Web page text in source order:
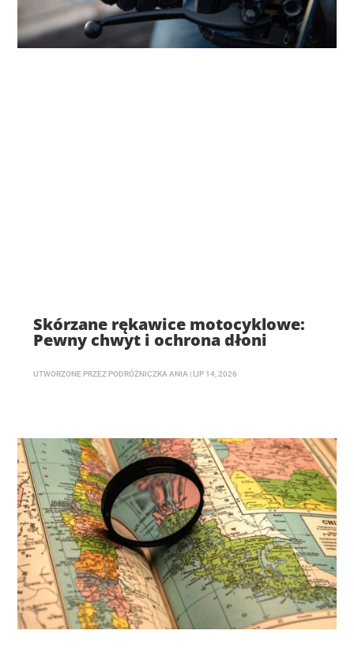
Skórzane rękawice motocyklowe:
Pewny chwyt i ochrona dłoni
UTWORZONE PRZEZ PODRÓŻNICZKA ANIA LIP 14, 2026